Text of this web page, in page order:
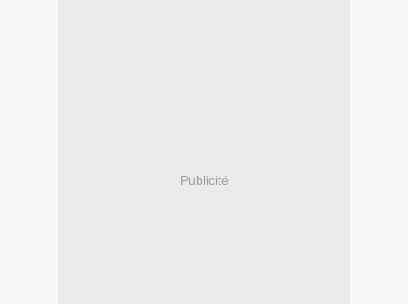
Publicité